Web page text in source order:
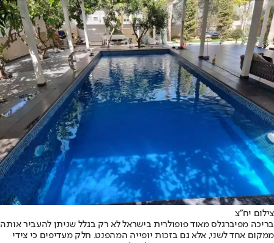
צילום יח”צ
בריכה מפיברגלס מאוד פופולרית בישראל לא רק בגלל שניתן להעביר אותה
ממקום אחד לשני, אלא גם בזכות יופייה המהפנט. חלק מעדיפים כי צידי